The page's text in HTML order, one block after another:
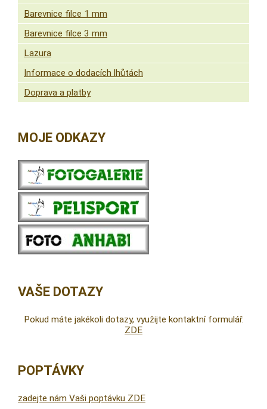
Barevnice filce 1 mm
Barevnice filce 3 mm
Lazura
Informace o dodacích lhůtách
Doprava a platby
MOJE ODKAZY
VAŠE DOTAZY
Pokud máte jakékoli dotazy, využijte kontaktní formulář.
ZDE
POPTÁVKY
zadejte nám Vaši poptávku ZDE